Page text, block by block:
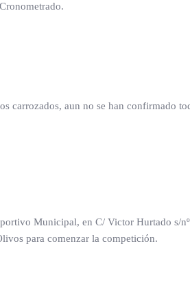
aun no se han confirmado
Municipal, en C/ Victor Hurtado s/
para comenzar la competición.